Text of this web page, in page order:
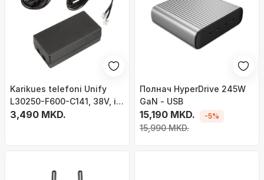
Karikues telefoni Unify
L30250-F600-C141, 38V, i
zi
3,490 MKD.
Полнач HyperDrive 245W
GaN - USB
15,190 MKD.
15,990 MKD.
-5%